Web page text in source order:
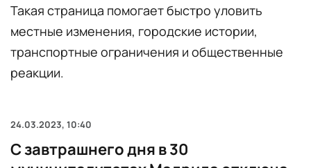
Такая страница помогает быстро уловить
местные изменения, городские истории,
транспортные ограничения и общественные
реакции.
24.03.2023, 10:40
С завтрашнего дня в 30